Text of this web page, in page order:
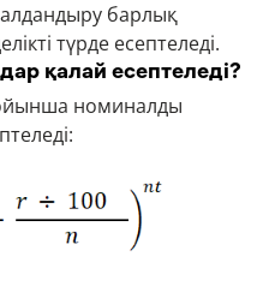
барлық
түрде есептеледі.
қалай есептеледі?
номиналды